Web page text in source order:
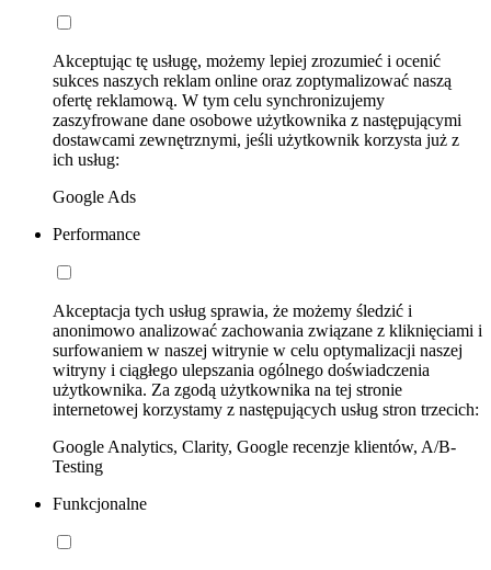
Akceptując tę usługę, możemy lepiej zrozumieć i ocenić
sukces naszych reklam online oraz zoptymalizować naszą
ofertę reklamową. W tym celu synchronizujemy
zaszyfrowane dane osobowe użytkownika z następującymi
dostawcami zewnętrznymi, jeśli użytkownik korzysta już z
ich usług:
Google Ads
Performance
Akceptacja tych usług sprawia, że możemy śledzić i
anonimowo analizować zachowania związane z kliknięciami i
surfowaniem w naszej witrynie w celu optymalizacji naszej
witryny i ciągłego ulepszania ogólnego doświadczenia
użytkownika. Za zgodą użytkownika na tej stronie
internetowej korzystamy z następujących usług stron trzecich:
Google Analytics, Clarity, Google recenzje klientów, A/B-
Testing
Funkcjonalne